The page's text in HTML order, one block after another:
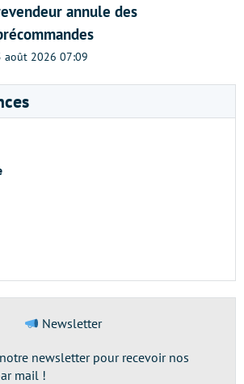
annule des
août 2026 07:09
Newsletter
newsletter pour recevoir nos
mail !